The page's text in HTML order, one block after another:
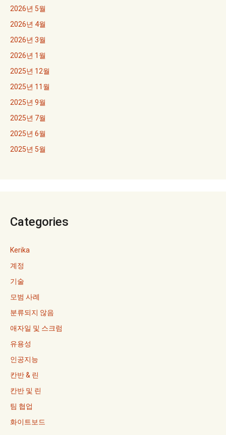
2026년 5월
2026년 4월
2026년 3월
2026년 1월
2025년 12월
2025년 11월
2025년 9월
2025년 7월
2025년 6월
2025년 5월
Categories
Kerika
계정
기술
모범 사례
분류되지 않음
애자일 및 스크럼
유용성
인공지능
칸반 & 린
칸반 및 린
팀 협업
화이트보드